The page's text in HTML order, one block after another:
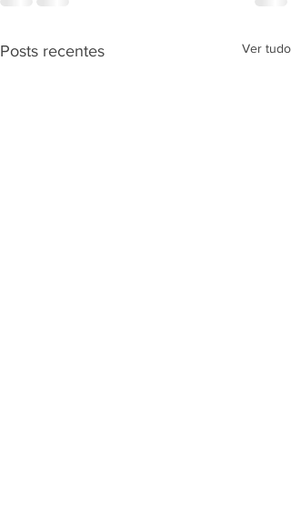
Posts recentes Ver tudo